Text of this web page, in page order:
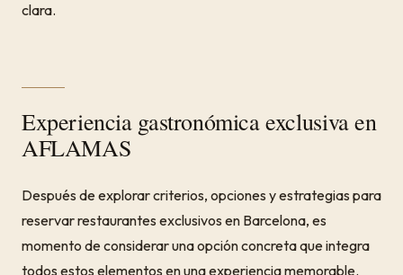
clara.
Experiencia gastronómica exclusiva en
AFLAMAS
Después de explorar criterios, opciones y estrategias para
reservar restaurantes exclusivos en Barcelona, es
momento de considerar una opción concreta que integra
todos estos elementos en una experiencia memorable.